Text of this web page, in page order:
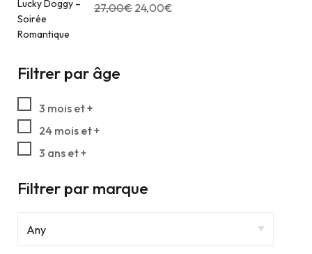
27,00€ 24,00€
Filtrer par âge
3 mois et +
24 mois et +
3 ans et +
Filtrer par marque